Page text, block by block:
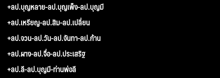
+ลป.บุญหลาย-ลป.บุญเพ็ง-ลป.บุญมี
+ลป.เหรียญ-ลป.สิม-ลป.เปลี่ยน
+ลป.จวน-ลป.วัน-ลป.จันทา-ลป.ก้าน
+ลป.ผาง-ลป.จื่อ-ลป.ประเสริฐ
+ลป.ลี-ลป.บุญมี-ท่านพ่อลี